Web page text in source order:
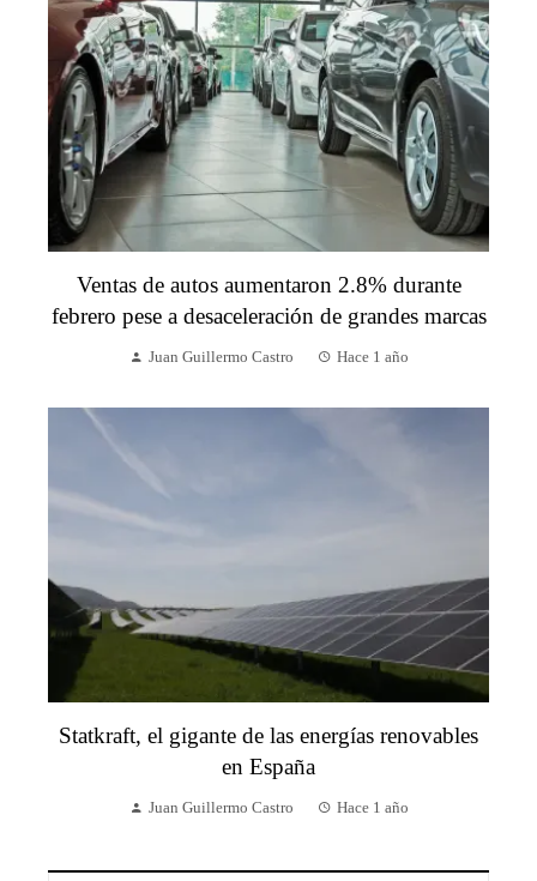
Ventas de autos aumentaron 2.8% durante
febrero pese a desaceleración de grandes marcas
Juan Guillermo Castro Hace 1 año
Statkraft, el gigante de las energías renovables
en España
Juan Guillermo Castro Hace 1 año